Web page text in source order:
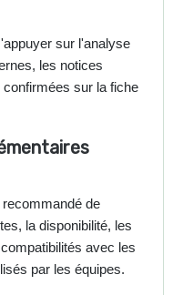
sur l'analyse
les notices
sur la fiche
de
la disponibilité, les
avec les
par les équipes.